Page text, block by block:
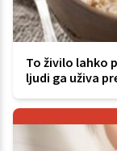
To živilo lahko
ljudi ga uživa